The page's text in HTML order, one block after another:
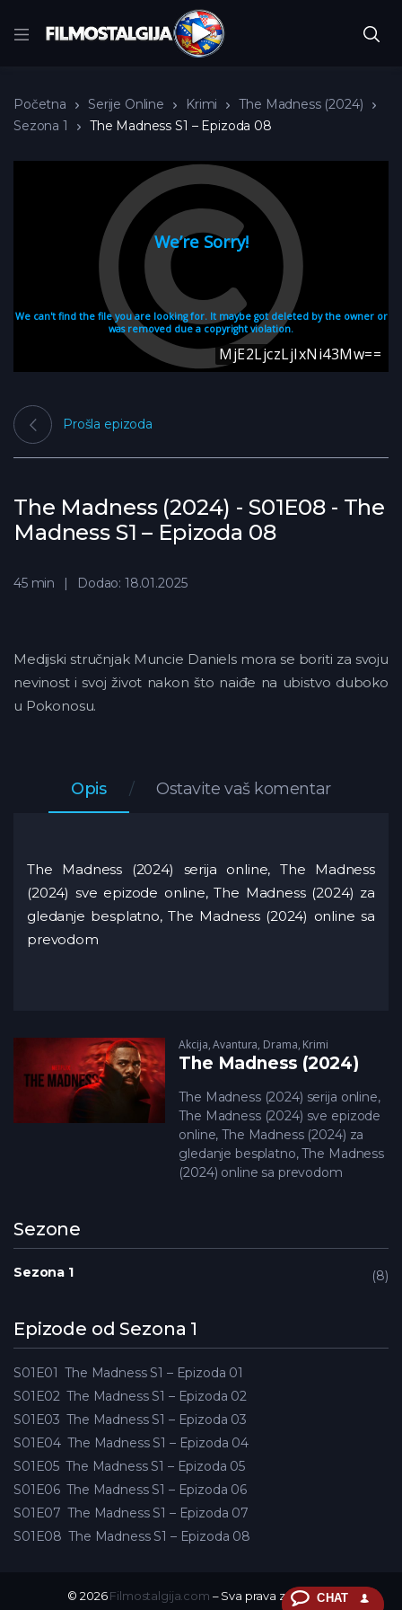
Početna Serije Online Krimi
The Madness (2024)
Sezona 1
The Madness S1 – Epizoda 08
The Madness (2024) - S01E08 - The
Madness S1 – Epizoda 08
Prošla epizoda
45 min Dodao: 18.01.2025
Medijski stručnjak Muncie Daniels mora se boriti za svoju
nevinost i svoj život nakon što naiđe na ubistvo duboko
u Pokonosu.
Opis Ostavite vaš komentar
The Madness (2024) serija online, The Madness
(2024) sve epizode online, The Madness (2024) za
gledanje besplatno, The Madness (2024) online sa
prevodom
Akcija,Avantura, Drama, Krimi
The Madness (2024)
The Madness (2024) serija online,
The Madness (2024) sve epizode
online, The Madness (2024) za
gledanje besplatno, The Madness
(2024) online sa prevodom
Sezone
Sezona 1 8
Epizode od Sezona 1
S01E01 The Madness S1 – Epizoda 01
S01E02 The Madness S1 – Epizoda 02
S01E03 The Madness S1 – Epizoda 03
S01E04 The Madness S1 – Epizoda 04
S01E05 The Madness S1 – Epizoda 05
S01E06 The Madness S1 – Epizoda 06
S01E07 The Madness S1 – Epizoda 07
S01E08 The Madness S1 – Epizoda 08
© 2026Filmostalgija.com – Sva prava zadržana.CHAT